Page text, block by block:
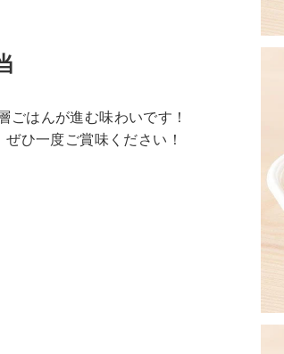
ごはんが進む味わいです！
ひ一度ご賞味ください！